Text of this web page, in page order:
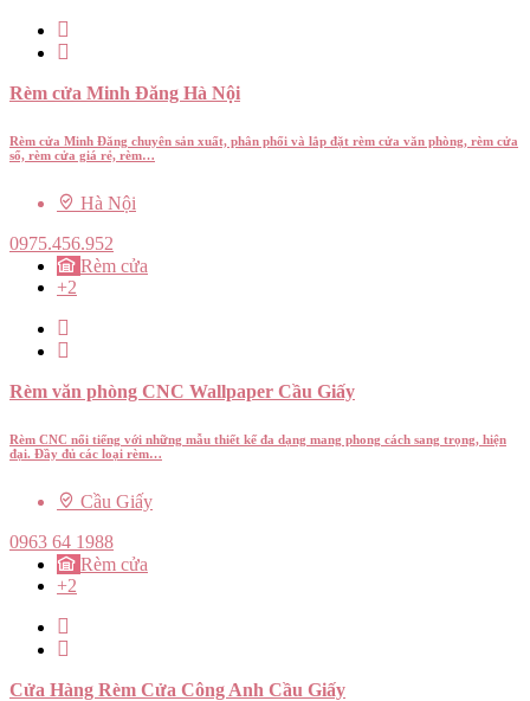
Rèm cửa Minh Đăng Hà Nội
Rèm cửa Minh Đăng chuyên sản xuất, phân phối và lắp đặt rèm cửa văn phòng, rèm cửa
sổ, rèm cửa giá rẻ, rèm…
Hà Nội
0975.456.952
Rèm cửa
+2
Rèm văn phòng CNC Wallpaper Cầu Giấy
Rèm CNC nổi tiếng với những mẫu thiết kế đa dạng mang phong cách sang trọng, hiện
đại. Đầy đủ các loại rèm…
Cầu Giấy
0963 64 1988
Rèm cửa
+2
Cửa Hàng Rèm Cửa Công Anh Cầu Giấy